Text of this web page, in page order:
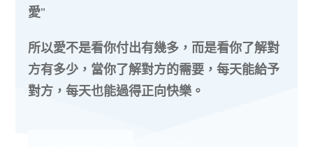
愛”
所以愛不是看你付出有幾多，而是看你了解對
方有多少，當你了解對方的需要，每天能給予
對方，每天也能過得正向快樂。